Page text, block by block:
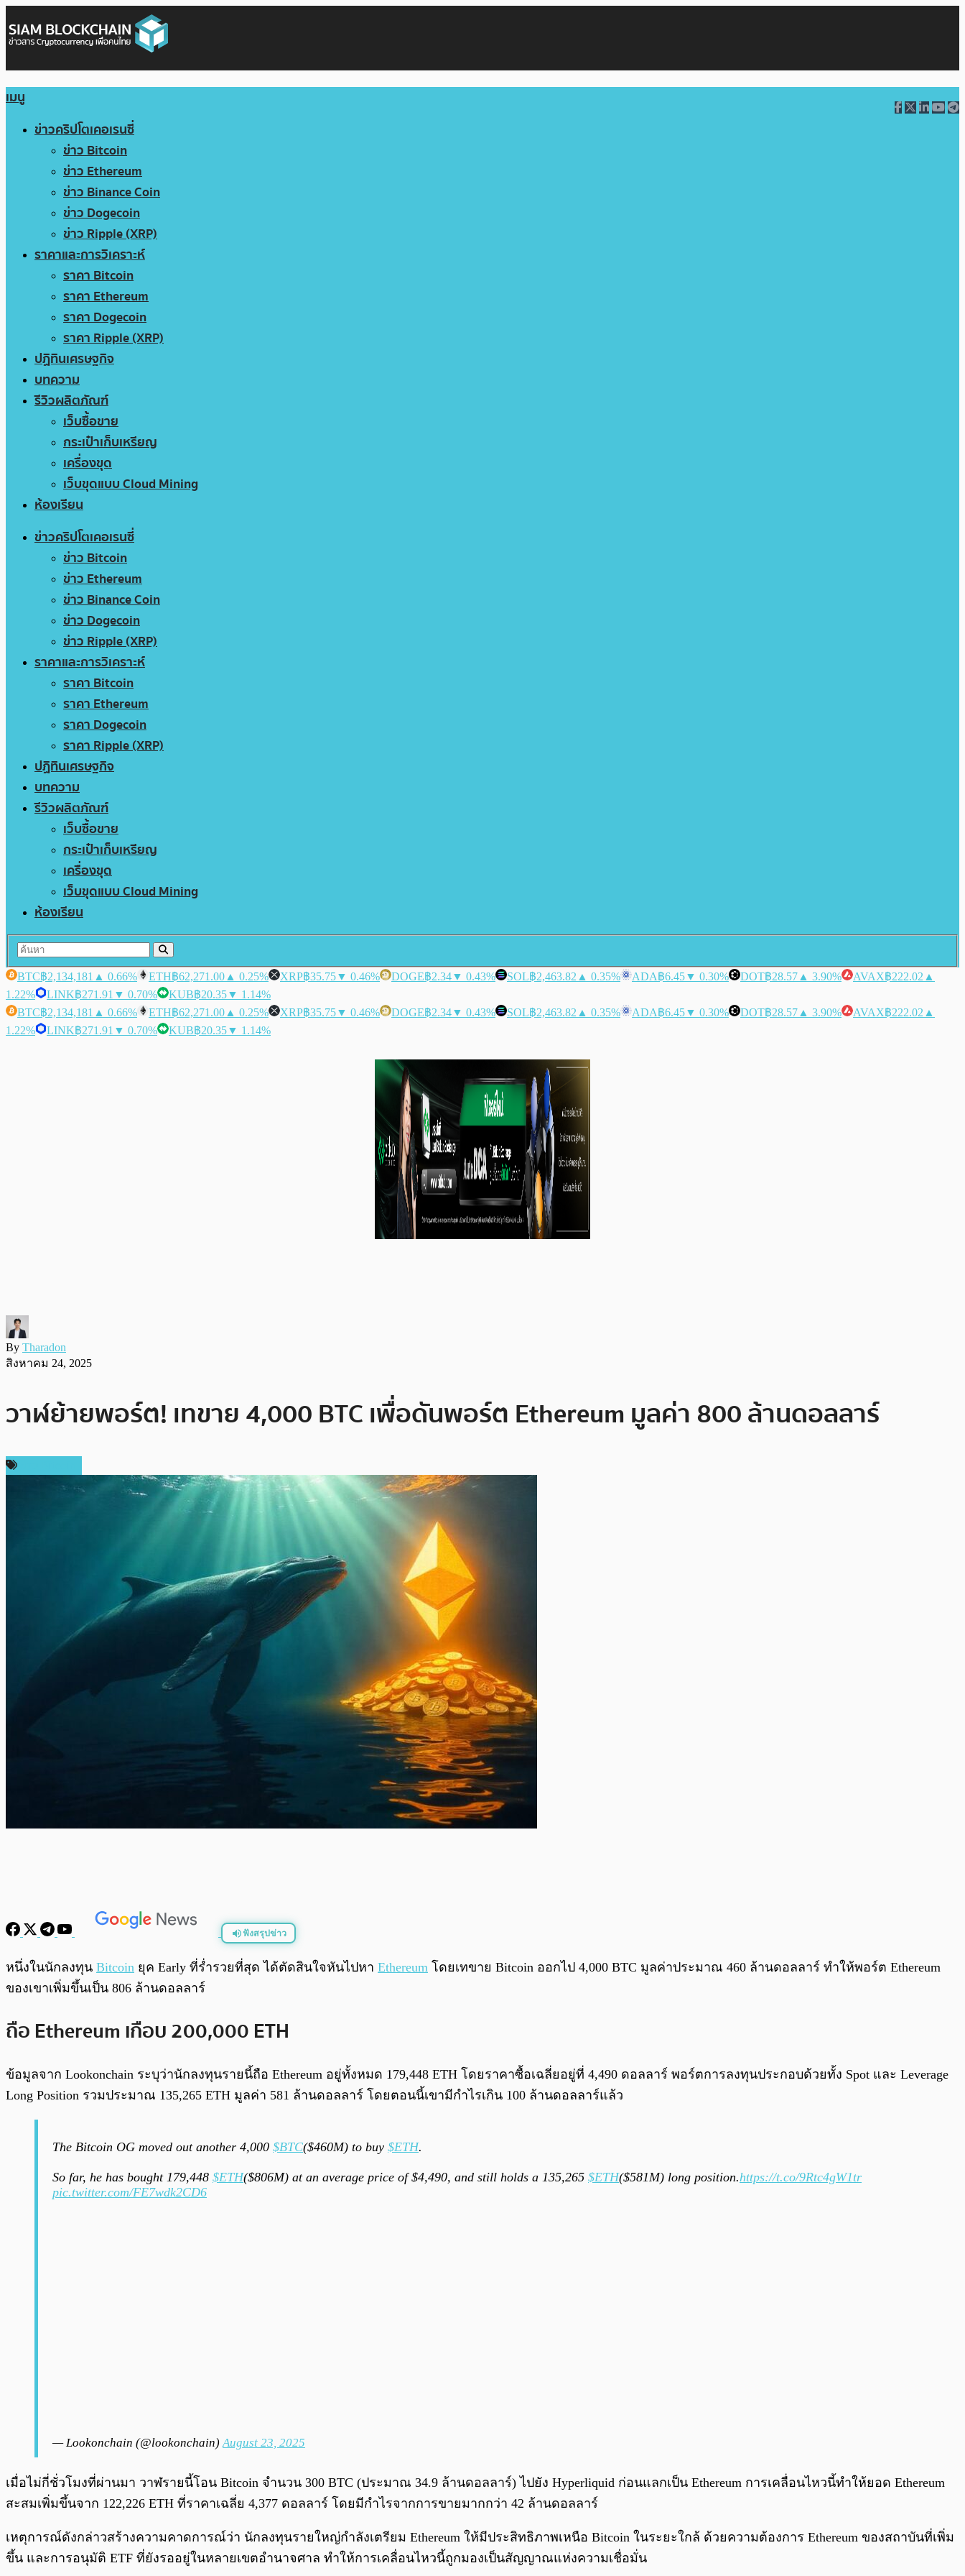
เมนู
ข่าวคริปโตเคอเรนซี่
ข่าว Bitcoin
ข่าว Ethereum
ข่าว Binance Coin
ข่าว Dogecoin
ข่าว Ripple (XRP)
ราคาและการวิเคราะห์
ราคา Bitcoin
ราคา Ethereum
ราคา Dogecoin
ราคา Ripple (XRP)
ปฏิทินเศรษฐกิจ
บทความ
รีวิวผลิตภัณฑ์
เว็บซื้อขาย
กระเป๋าเก็บเหรียญ
เครื่องขุด
เว็บขุดแบบ Cloud Mining
ห้องเรียน
ข่าวคริปโตเคอเรนซี่
ข่าว Bitcoin
ข่าว Ethereum
ข่าว Binance Coin
ข่าว Dogecoin
ข่าว Ripple (XRP)
ราคาและการวิเคราะห์
ราคา Bitcoin
ราคา Ethereum
ราคา Dogecoin
ราคา Ripple (XRP)
ปฏิทินเศรษฐกิจ
บทความ
รีวิวผลิตภัณฑ์
เว็บซื้อขาย
กระเป๋าเก็บเหรียญ
เครื่องขุด
เว็บขุดแบบ Cloud Mining
ห้องเรียน
BTC฿2,134,181 ▲ 0.66% ETH฿62,271.00 ▲ 0.25% XRP฿35.75▼ 0.46% DOGE฿2.34▼ 0.43% SOL฿2,463.82 ▲ 0.35% ADA฿6.45▼ 0.30% DOT฿28.57 ▲ 3.90% AVAX฿222.02 ▲
1.22%
LINK฿271.91 ▼ 0.70% KUB฿20.35▼ 1.14%
BTC฿2,134,181 ▲ 0.66% ETH฿62,271.00 ▲ 0.25% XRP฿35.75▼ 0.46% DOGE฿2.34▼ 0.43% SOL฿2,463.82 ▲ 0.35% ADA฿6.45▼ 0.30% DOT฿28.57 ▲ 3.90% AVAX฿222.02 ▲
1.22%
LINK฿271.91 ▼ 0.70% KUB฿20.35▼ 1.14%
By Tharadon
สิงหาคม 24, 2025
วาฬย้ายพอร์ต! เทขาย 4,000 BTC เพื่อดันพอร์ต Ethereum มูลค่า 800 ล้านดอลลาร์
ฟังสรุปข่าว
พร้อมเล่น 0:00 /0:00
หนึ่งในนักลงทุน Bitcoin ยุค Early ที่ร่ำรวยที่สุด ได้ตัดสินใจหันไปหา Ethereum โดยเทขาย Bitcoin ออกไป 4,000 BTC มูลค่าประมาณ 460 ล้านดอลลาร์ ทำให้พอร์ต Ethereum
ของเขาเพิ่มขึ้นเป็น 806 ล้านดอลลาร์
ถือ Ethereum เกือบ 200,000 ETH
ข้อมูลจาก Lookonchain ระบุว่านักลงทุนรายนี้ถือ Ethereum อยู่ทั้งหมด 179,448 ETH โดยราคาซื้อเฉลี่ยอยู่ที่ 4,490 ดอลลาร์ พอร์ตการลงทุนประกอบด้วยทั้ง Spot และ Leverage
Long Position รวมประมาณ 135,265 ETH มูลค่า 581 ล้านดอลลาร์ โดยตอนนี้เขามีกำไรเกิน 100 ล้านดอลลาร์แล้ว
The Bitcoin OG moved out another 4,000 $BTC($460M) to buy $ETH.
So far, he has bought 179,448 $ETH($806M) at an average price of $4,490, and still holds a 135,265 $ETH($581M) long position.https://t.co/9Rtc4gW1tr
pic.twitter.com/FE7wdk2CD6
— Lookonchain (@lookonchain)August 23, 2025
เมื่อไม่กี่ชั่วโมงที่ผ่านมา วาฬรายนี้โอน Bitcoin จำนวน 300 BTC (ประมาณ 34.9 ล้านดอลลาร์) ไปยัง Hyperliquid ก่อนแลกเป็น Ethereum การเคลื่อนไหวนี้ทำให้ยอด Ethereum
สะสมเพิ่มขึ้นจาก 122,226 ETH ที่ราคาเฉลี่ย 4,377 ดอลลาร์ โดยมีกำไรจากการขายมากกว่า 42 ล้านดอลลาร์
เหตุการณ์ดังกล่าวสร้างความคาดการณ์ว่า นักลงทุนรายใหญ่กำลังเตรียม Ethereum ให้มีประสิทธิภาพเหนือ Bitcoin ในระยะใกล้ ด้วยความต้องการ Ethereum ของสถาบันที่เพิ่ม
ขึ้น และการอนุมัติ ETF ที่ยังรออยู่ในหลายเขตอำนาจศาล ทำให้การเคลื่อนไหวนี้ถูกมองเป็นสัญญาณแห่งความเชื่อมั่น